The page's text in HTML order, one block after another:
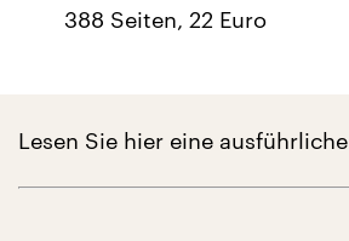
388 Seiten, 22 Euro
Lesen Sie hier eine ausführliche